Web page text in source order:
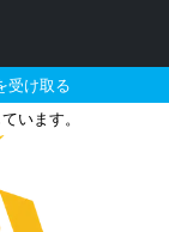
受け取る
います。
G-3カ